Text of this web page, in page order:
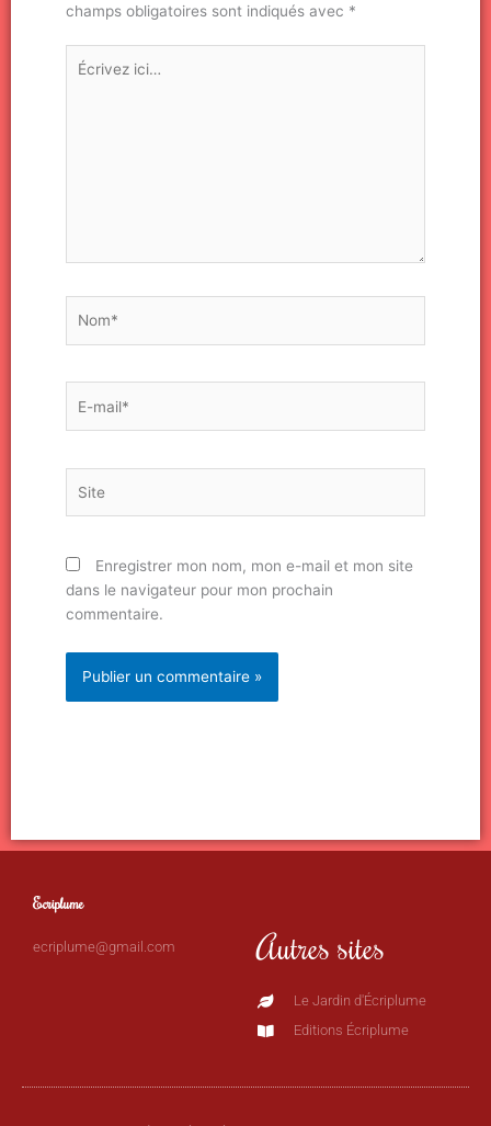
champs obligatoires sont indiqués avec *
Écrivez
ici…
mail*
Enregistrer mon nom, mon e-mail et mon site
dans le navigateur pour mon prochain
commentaire.
Ecriplume
ecriplume@gmail.com Autres sites
Le Jardin d'Écriplume
Editions Écriplume